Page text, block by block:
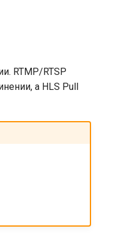
RTMP/RTSP
а HLS Pull